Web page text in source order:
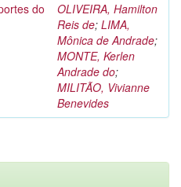
do
OLIVEIRA, Hamilton
Reis de; LIMA,
Mônica de Andrade;
MONTE, Kerlen
Andrade do;
MILITÃO, Vivianne
Benevides